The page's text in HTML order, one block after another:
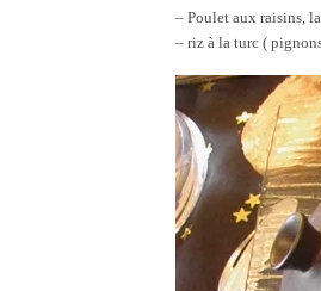
– Poulet aux raisins,
– riz à la turc (